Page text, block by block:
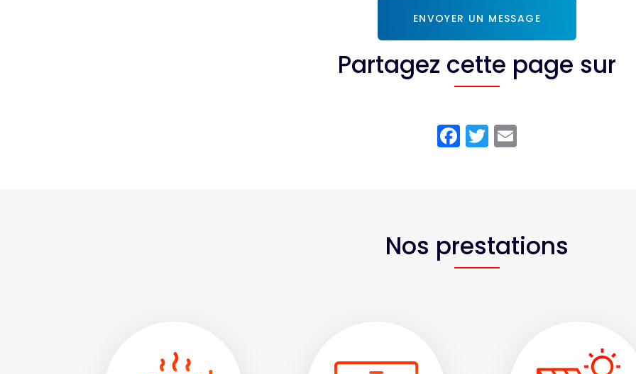
ENVOYER UN MESSAGE
Partagez cette page sur
Facebook
Twitter
Nos prestations